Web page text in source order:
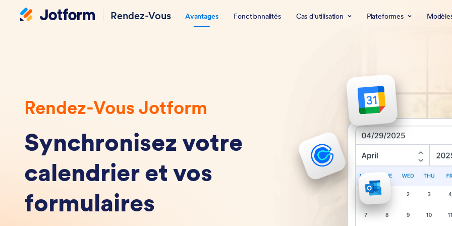
Rendez-Vous Avantages Fonctionnalités Cas d'utilisation Plateformes
Rendez-Vous Jotform
Synchronisez votre
calendrier et vos
formulaires